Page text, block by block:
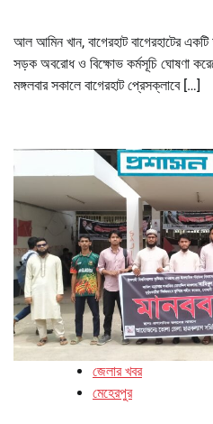
আল আমিন খান, বাগেরহাট বাগেরহাটের
সড়ক অবরোধ ও বিক্ষোভ কর্মসূচি ঘোষণা
মঙ্গলবার সকালে বাগেরহাট প্রেসক্লাবে […]
জেলার খবর
মেহেরপুর